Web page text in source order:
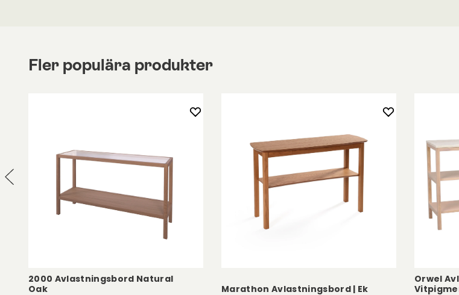
Bordet är tillverkad med en benställning i pulverlackerat järn
finns bland annat
Fler populära produkter
2000 Avlastningsbord Natural
Oak
Marathon Avlastningsbord | Ek
Orwel